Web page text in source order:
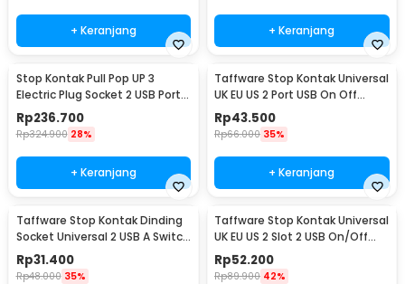
+ Keranjang + Keranjang
Stop Kontak Pull Pop UP 3
Electric Plug Socket 2 USB Port
EU - PDU
Rp236.700
Rp324.900 28%
+ Keranjang
Taffware Stop Kontak Universal
UK EU US 2 Port USB On Off
Switch - LC-20
Rp43.500
Rp66.000 35%
+ Keranjang
Taffware Stop Kontak Dinding
Socket Universal 2 USB A Switch
250V - LC-19
Rp31.400
Rp48.000 35%
Taffware Stop Kontak Universal
UK EU US 2 Slot 2 USB On/Off
Switch - LC-86
Rp52.200
Rp89.900 42%